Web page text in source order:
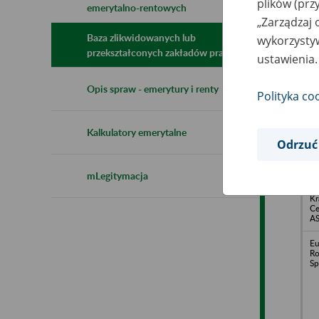
emerytalno-rentowych
Baza zlikwidowanych lub
przekształconych zakładów pracy
Opis spraw - emerytury i renty
Kalkulatory emerytalne
mLegitymacja
plików
„Zarządzaj
Polityka